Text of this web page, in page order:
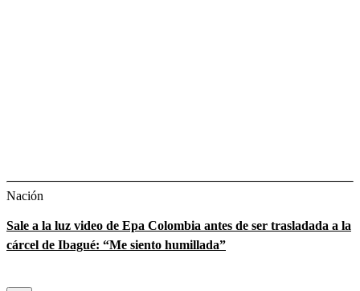
Nación
Sale a la luz video de Epa Colombia antes de ser trasladada a la
cárcel de Ibagué: “Me siento humillada”